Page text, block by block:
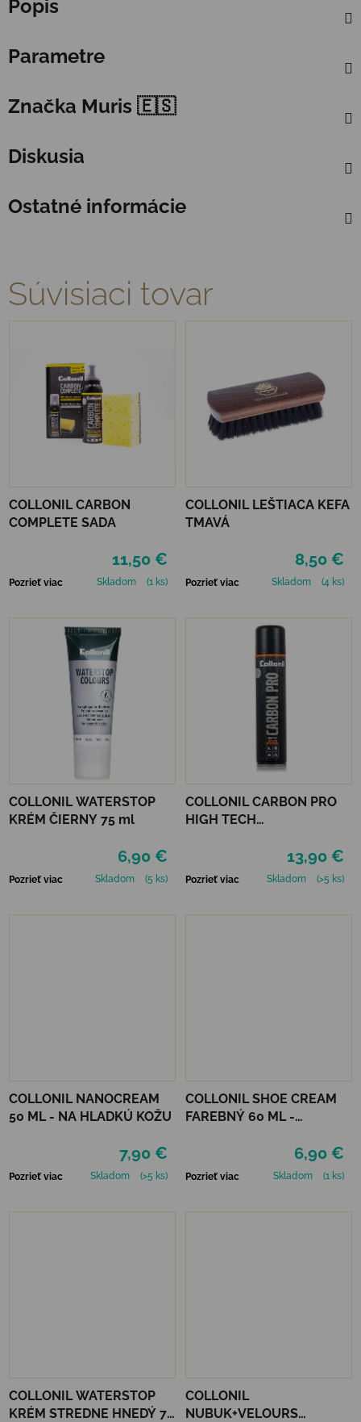
Popis
Parametre
Značka Muris 🇪🇸
Diskusia
Ostatné informácie
Súvisiaci tovar
COLLONIL CARBON
COMPLETE SADA
11,50 €
Pozrieť viac Skladom (1 ks)
COLLONIL LEŠTIACA KEFA
TMAVÁ
8,50 €
Pozrieť viac Skladom (4 ks)
COLLONIL WATERSTOP
KRÉM ČIERNY 75 ml
6,90 €
Pozrieť viac Skladom (5 ks)
COLLONIL CARBON PRO
HIGH TECH
13,90 €
Pozrieť viac Skladom (>5 ks)
COLLONIL NANOCREAM
50 ML - NA HLADKÚ KOŽU
7,90 €
Pozrieť viac Skladom (>5 ks)
COLLONIL SHOE CREAM
FAREBNÝ 60 ML -
6,90 €
Pozrieť viac Skladom (1 ks)
COLLONIL WATERSTOP
KRÉM STREDNE HNEDÝ 75
COLLONIL
NUBUK+VELOURS